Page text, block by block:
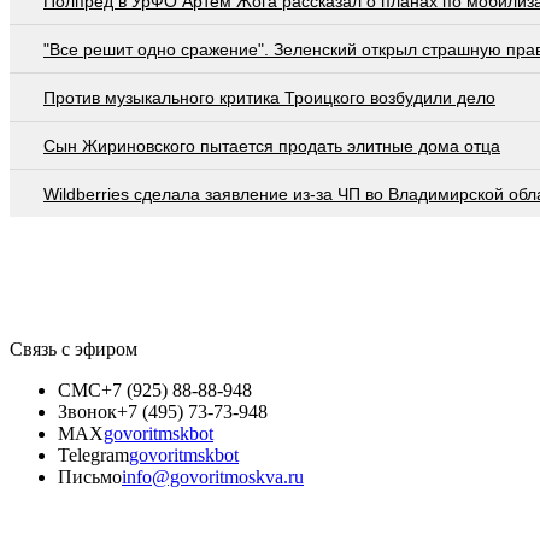
"Все решит одно сражение". Зеленский открыл страшную
Против музыкального критика Троицкого возбудили дело
Сын Жириновского пытается продать элитные дома отца
Wildberries cделала заявление из-за ЧП во Владимирской
Связь с эфиром
СМС+7 (925) 88-88-948
Звонок+7 (495) 73-73-948
MAXgovoritmskbot
Telegramgovoritmskbot
Письмоinfo@govoritmoskva.ru